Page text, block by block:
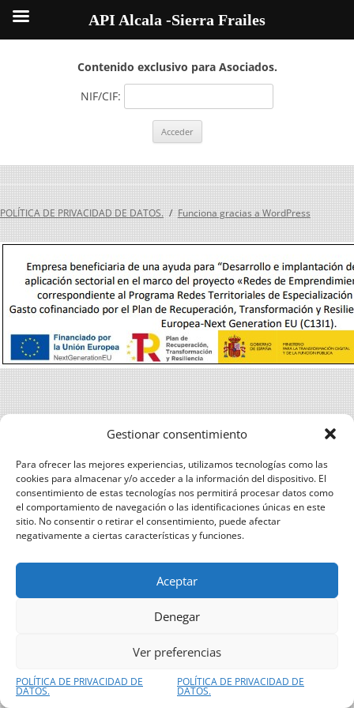
Gestionar consentimiento
Para ofrecer las mejores experiencias, utilizamos tecnologías como las
cookies para almacenar y/o acceder a la información del dispositivo. El
consentimiento de estas tecnologías nos permitirá procesar datos como
el comportamiento de navegación o las identificaciones únicas en este
sitio. No consentir o retirar el consentimiento, puede afectar
negativamente a ciertas características y funciones.
Aceptar
Denegar
Ver preferencias
POLÍTICA DE PRIVACIDAD DE
DATOS.
POLÍTICA DE PRIVACIDAD DE
DATOS.
Contenido exclusivo para Asociados.
NIF/CIF:
POLÍTICA DE PRIVACIDAD DE DATOS. Funciona gracias a WordPress
API Alcala -Sierra Frailes